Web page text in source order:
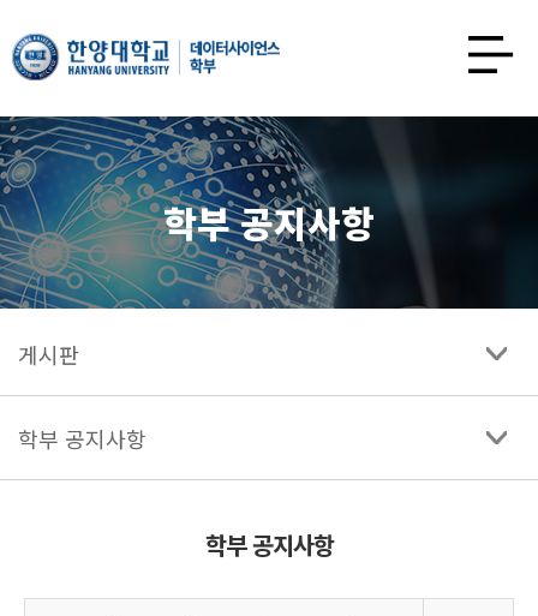
한양대학교
데이터사이언스학과
열기
학부 공지사항
게시판
학부 공지사항
학부 공지사항